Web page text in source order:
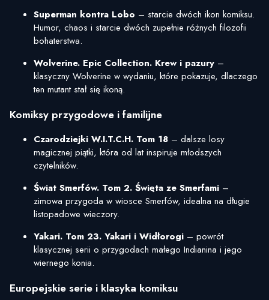
Superman kontra Lobo – starcie dwóch ikon komiksu.
Humor, chaos i starcie dwóch zupełnie różnych filozofii
bohaterstwa.
Wolverine. Epic Collection. Krew i pazury –
klasyczny Wolverine w wydaniu, które pokazuje, dlaczego
ten mutant stał się ikoną.
Komiksy przygodowe i familijne
Czarodziejki W.I.T.C.H. Tom 18 – dalsze losy
magicznej piątki, która od lat inspiruje młodszych
czytelników.
Świat Smerfów. Tom 2. Święta ze Smerfami –
zimowa przygoda w wiosce Smerfów, idealna na długie
listopadowe wieczory.
Yakari. Tom 23. Yakari i Widłorogi – powrót
klasycznej serii o przygodach małego Indianina i jego
wiernego konia.
Europejskie serie i klasyka komiksu